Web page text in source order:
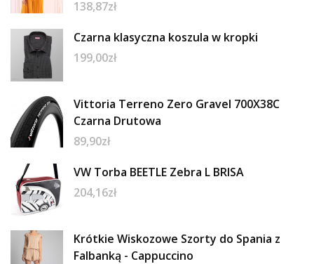
138,87zł
Czarna klasyczna koszula w kropki
199,00zł
Vittoria Terreno Zero Gravel 700X38C
Czarna Drutowa
89,90zł
VW Torba BEETLE Zebra L BRISA
204,16zł
Krótkie Wiskozowe Szorty do Spania z
Falbanką - Cappuccino